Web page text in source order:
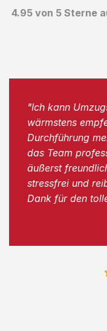
4.95 von 5 Sterne
"Ich kann
wärmstens
Durchführung
das Team
äußerst
stressfrei und
Dank für den